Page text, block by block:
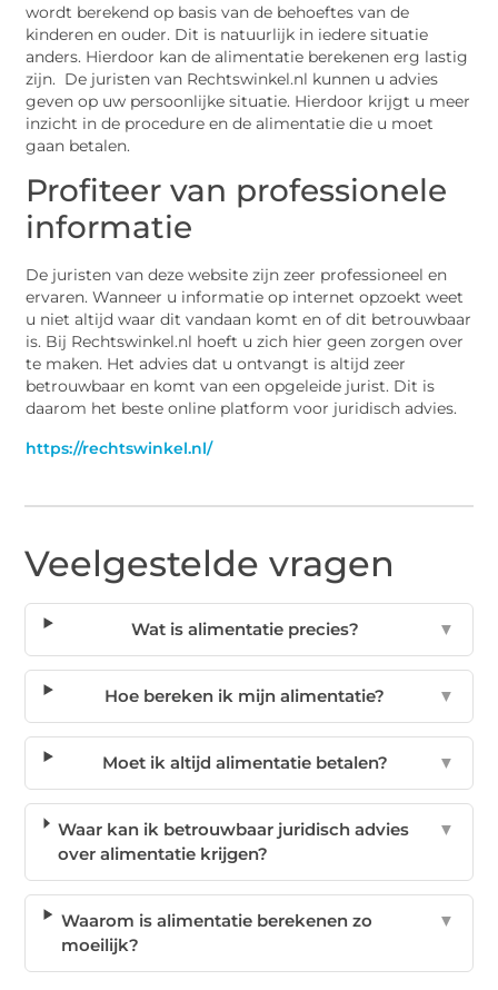
wordt berekend op basis van de behoeftes van de
kinderen en ouder. Dit is natuurlijk in iedere situatie
anders. Hierdoor kan de alimentatie berekenen erg lastig
zijn. De juristen van Rechtswinkel.nl kunnen u advies
geven op uw persoonlijke situatie. Hierdoor krijgt u meer
inzicht in de procedure en de alimentatie die u moet
gaan betalen.
Profiteer van professionele
informatie
De juristen van deze website zijn zeer professioneel en
ervaren. Wanneer u informatie op internet opzoekt weet
u niet altijd waar dit vandaan komt en of dit betrouwbaar
is. Bij Rechtswinkel.nl hoeft u zich hier geen zorgen over
te maken. Het advies dat u ontvangt is altijd zeer
betrouwbaar en komt van een opgeleide jurist. Dit is
daarom het beste online platform voor juridisch advies.
https://rechtswinkel.nl/
Veelgestelde vragen
Wat is alimentatie precies? ▼
Hoe bereken ik mijn alimentatie? ▼
Moet ik altijd alimentatie betalen? ▼
Waar kan ik betrouwbaar juridisch advies
over alimentatie krijgen?
▼
Waarom is alimentatie berekenen zo
moeilijk?
▼